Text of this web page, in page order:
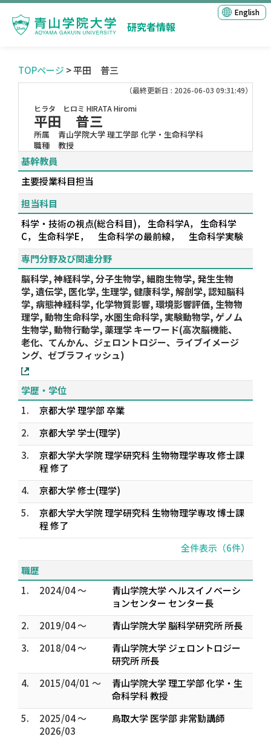
研究者情報
English
TOPページ > 平田 普三
（最終更新日 : 2026-06-03 09:31:49）
ヒラタ ヒロミ HIRATA Hiromi
平田 普三
所属
青山学院大学 理工学部 化学・生命科学科
職種
教授
基幹教員
主要授業科目担当
担当科目
科学・技術の視点(総合科目)， 生命科学A， 生命科学
C， 生命科学E， 生命科学の最前線， 生命科学実験
専門分野及び関連分野
脳科学, 神経科学, 分子生物学, 細胞生物学, 発生生物
学, 遺伝学, 医化学, 生理学, 健康科学, 解剖学, 認知脳科
学, 病態神経科学, 化学物質影響, 環境影響評価, 生物物
理学, 動物生命科学, 水圏生命科学, 実験動物学, ゲノム
生物学, 動物行動学, 薬理学 キーワード(高次脳機能、
老化、てんかん、ジェロントロジー、ライブイメージ
ング、ゼブラフィッシュ)
学歴・学位
1.
京都大学 理学部 卒業
2.
京都大学 学士(理学)
3.
京都大学大学院 理学研究科 生物物理学専攻 修士課
程 修了
4.
京都大学 修士(理学)
5.
京都大学大学院 理学研究科 生物物理学専攻 博士課
程 修了
全件表示（6件）
職歴
1.
2024/04 ～
青山学院大学 ヘルスイノベーシ
ョンセンター センター長
2.
2019/04 ～
青山学院大学 脳科学研究所 所長
3.
2018/04 ～
青山学院大学 ジェロントロジー
研究所 所長
4.
2015/04/01 ～
青山学院大学 理工学部 化学・生
命科学科 教授
5.
2025/04 ～
2026/03
鳥取大学 医学部 非常勤講師